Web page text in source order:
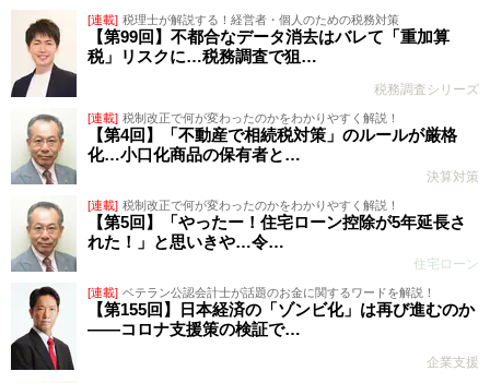
[連載] 税理士が解説する！経営者・個人のための税務対策
【第99回】不都合なデータ消去はバレて「重加算
税」リスクに…税務調査で狙…
税務調査シリーズ
[連載] 税制改正で何が変わったのかをわかりやすく解説！
【第4回】「不動産で相続税対策」のルールが厳格
化…小口化商品の保有者と…
決算対策
[連載] 税制改正で何が変わったのかをわかりやすく解説！
【第5回】「やったー！住宅ローン控除が5年延長さ
れた！」と思いきや…令…
住宅ローン
[連載] ベテラン公認会計士が話題のお金に関するワードを解説！
【第155回】日本経済の「ゾンビ化」は再び進むのか
――コロナ支援策の検証で…
企業支援